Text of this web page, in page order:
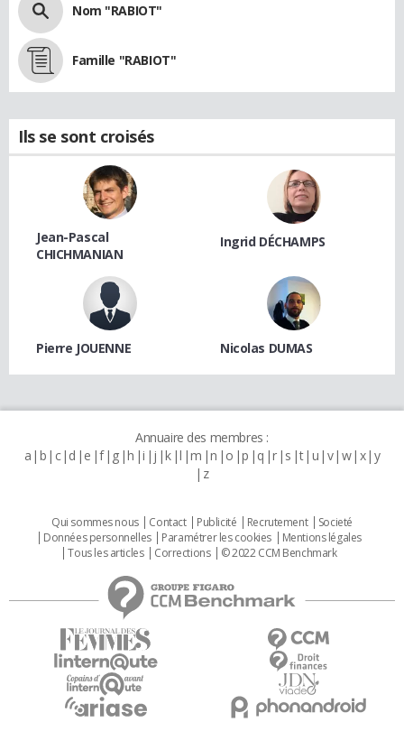
Nom "RABIOT"
Famille "RABIOT"
Ils se sont croisés
Jean-Pascal
CHICHMANIAN
Ingrid DÉCHAMPS
Pierre JOUENNE Nicolas DUMAS
Annuaire des membres :
a b c d e f g h i j k l m n o p q r s t u v w x y
z
Qui sommes nous Contact Publicité Recrutement
Societé
Données personnelles
Paramétrer les cookies
Mentions légales
Tous les articles
Corrections © 2022 CCM Benchmark